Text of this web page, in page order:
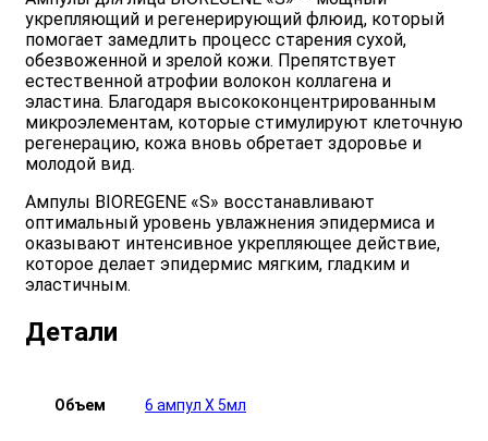
укрепляющий и регенерирующий флюид, который
помогает замедлить процесс старения сухой,
обезвоженной и зрелой кожи. Препятствует
естественной атрофии волокон коллагена и
эластина. Благодаря высококонцентрированным
микроэлементам, которые стимулируют клеточную
регенерацию, кожа вновь обретает здоровье и
молодой вид.
Ампулы BIOREGENE «S» восстанавливают
оптимальный уровень увлажнения эпидермиса и
оказывают интенсивное укрепляющее действие,
которое делает эпидермис мягким, гладким и
эластичным.
Детали
Объем 6 ампул Х 5мл